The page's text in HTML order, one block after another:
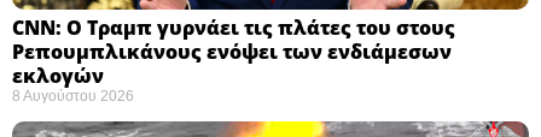
CNN: Ο Τραμπ γυρνάει τις πλάτες του στους
Ρεπουμπλικάνους ενόψει των ενδιάμεσων
εκλογών ​
8 Αυγούστου 2026